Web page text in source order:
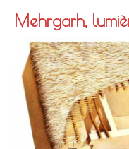
Mehrgarh,